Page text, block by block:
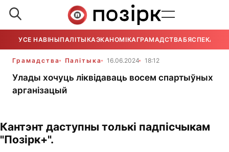
УСЕ НАВІНЫПАЛІТЫКАЭКАНОМІКАГРАМАДСТВАБЯСПЕКА
Грамадства Палітыка 16.06.2024 18:12
Улады хочуць ліквідаваць восем спартыўных
арганізацый
Кантэнт даступны толькі падпісчыкам
"Позірк+".